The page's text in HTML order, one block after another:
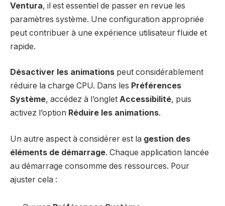
Ventura, il est essentiel de passer en revue les
paramètres système. Une configuration appropriée
peut contribuer à une expérience utilisateur fluide et
rapide.
Désactiver les animations peut considérablement
réduire la charge CPU. Dans les Préférences
Système, accédez à l’onglet Accessibilité, puis
activez l’option Réduire les animations.
Un autre aspect à considérer est la gestion des
éléments de démarrage. Chaque application lancée
au démarrage consomme des ressources. Pour
ajuster cela :